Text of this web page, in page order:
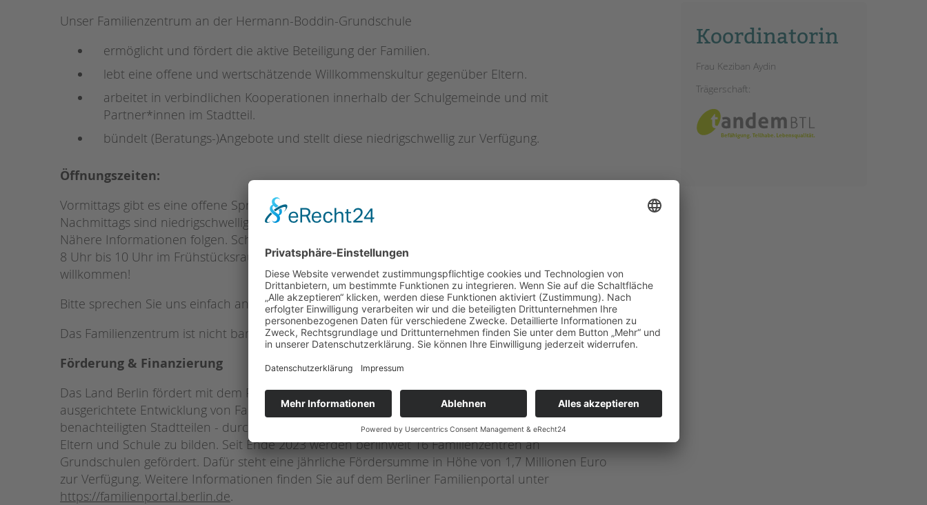
Unser Familienzentrum an der Hermann-Boddin-Grundschule
ermöglicht und fördert die aktive Beteiligung der Familien.
lebt eine offene und wertschätzende Willkommenskultur gegenüber Eltern.
arbeitet in verbindlichen Kooperationen innerhalb der Schulgemeinde und mit
Partner*innen im Stadtteil.
bündelt (Beratungs-)Angebote und stellt diese niedrigschwellig zur Verfügung.
Öffnungszeiten:
Vormittags gibt es eine offene Sprechstunde für Eltern, zu der alle herzlich willkommen sind.
Nachmittags sind niedrigschwellige Angebote geplant, die auf die Bedarfe der Familien eingehen.
Nähere Informationen folgen. Schon jetzt findet wöchentlich immer mittwochs ein Elterncafé um
8 Uhr bis 10 Uhr im Frühstücksraum (im Altbau, Erdgeschoß) statt. Alle Eltern sind ganz herzlich
willkommen!
Bitte sprechen Sie uns einfach an! In unseren Räumen in der Schule, per Telefon oder Mail!
Das Familienzentrum ist nicht barrierefrei.
Förderung & Finanzierung
Das Land Berlin fördert mit dem Programm Familienzentren an Grundschulen die sozialräumlich
ausgerichtete Entwicklung von Familienzentren am Standort Schule, um - zunächst in besonders
benachteiligten Stadtteilen - durch niedrigschwellige Angebote eine wichtige Brücke zwischen
Eltern und Schule zu bilden. Seit Ende 2023 werden berlinweit 16 Familienzentren an
Grundschulen gefördert. Dafür steht eine jährliche Fördersumme in Höhe von 1,7 Millionen Euro
zur Verfügung. Weitere Informationen finden Sie auf dem Berliner Familienportal unter
https://familienportal.berlin.de.
Koordinatorin
Frau Keziban Aydin
Trägerschaft: